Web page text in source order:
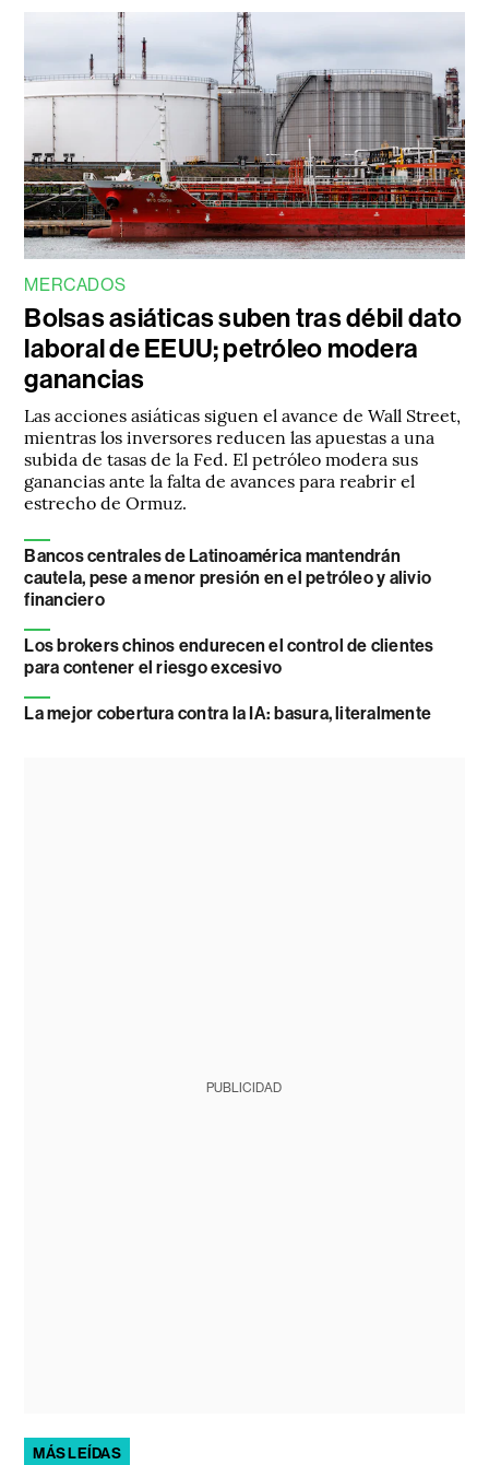
MERCADOS
Bolsas asiáticas suben tras débil dato
laboral de EEUU; petróleo modera
ganancias
Las acciones asiáticas siguen el avance de Wall Street,
mientras los inversores reducen las apuestas a una
subida de tasas de la Fed. El petróleo modera sus
ganancias ante la falta de avances para reabrir el
estrecho de Ormuz.
Bancos centrales de Latinoamérica mantendrán
cautela, pese a menor presión en el petróleo y alivio
financiero
Los brokers chinos endurecen el control de clientes
para contener el riesgo excesivo
La mejor cobertura contra la IA: basura, literalmente
PUBLICIDAD
MÁS LEÍDAS